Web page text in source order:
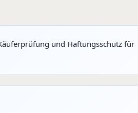
und Haftungsschutz für